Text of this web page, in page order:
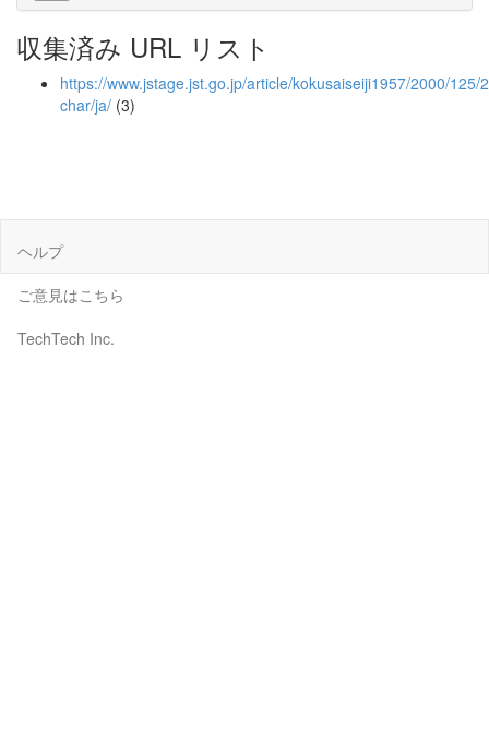
収集済み URL リスト
https://www.jstage.jst.go.jp/article/kokusaiseiji1957/2000/
char/ja/ (3)
ヘルプ
ご意見はこちら
TechTech Inc.